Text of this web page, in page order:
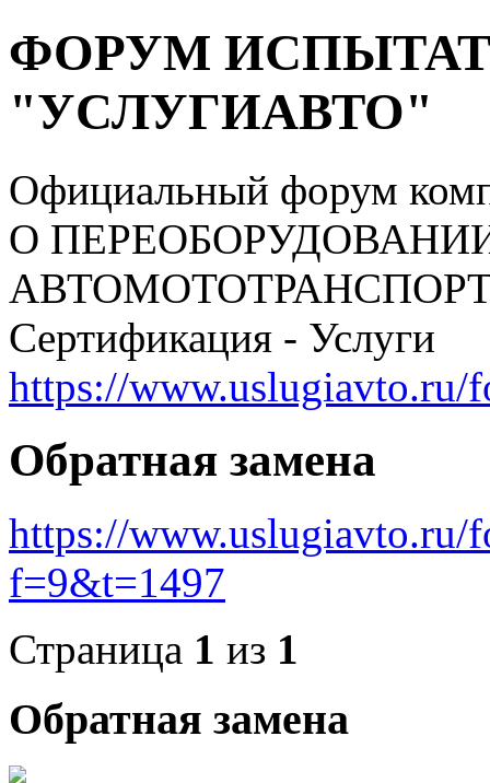
ФОРУМ
"УСЛУГИАВТО"
Официальный форум
О
Сертификация - Услуги
https://www.uslugiavto.ru/
Обратная замена
https://www.uslugiavto.ru/
f=9&t=1497
Страница 1 из 1
Обратная замена